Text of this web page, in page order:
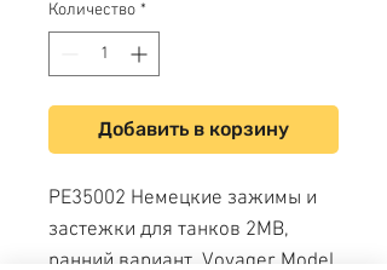
Количество *
Добавить в корзину
PE35002 Немецкие зажимы и
застежки для танков 2МВ,
ранний вариант. Voyager Model